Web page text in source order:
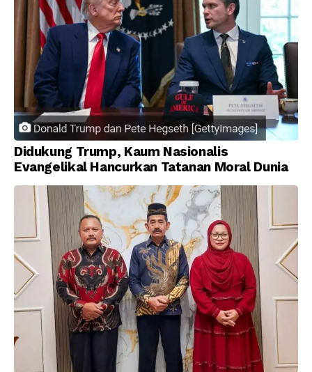
Didukung Trump, Kaum Nasionalis
Evangelikal Hancurkan Tatanan Moral Dunia